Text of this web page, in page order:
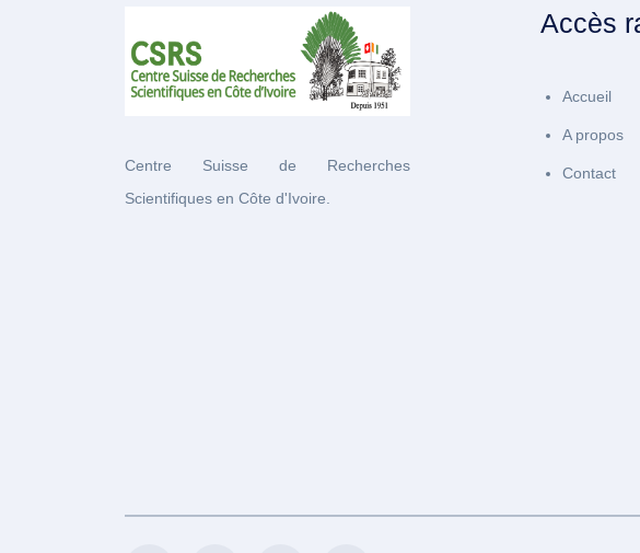
Centre Suisse de Recherches
Scientifiques en Côte d'Ivoire.
Accès
Accueil
A propos
Contact